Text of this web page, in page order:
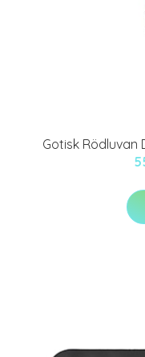
Gotisk Rödluvan